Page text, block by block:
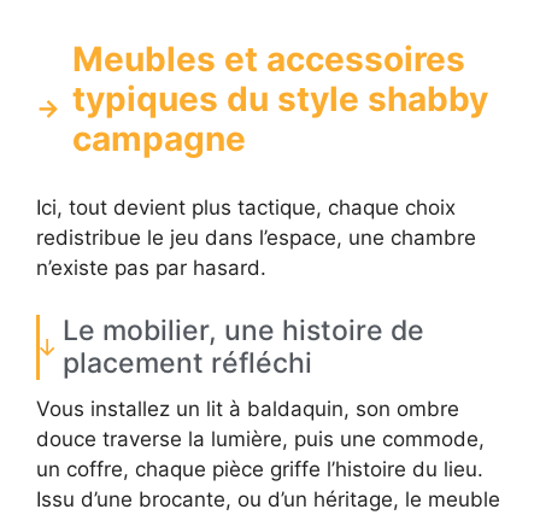
Meubles et accessoires
typiques du style shabby
campagne
Ici, tout devient plus tactique, chaque choix
redistribue le jeu dans l’espace, une chambre
n’existe pas par hasard.
Le mobilier, une histoire de
placement réfléchi
Vous installez un lit à baldaquin, son ombre
douce traverse la lumière, puis une commode,
un coffre, chaque pièce griffe l’histoire du lieu.
Issu d’une brocante, ou d’un héritage, le meuble